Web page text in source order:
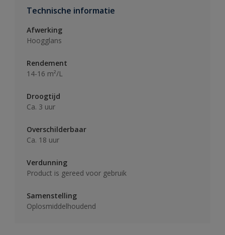
Technische informatie
Afwerking
Hoogglans
Rendement
14-16 m²/L
Droogtijd
Ca. 3 uur
Overschilderbaar
Ca. 18 uur
Verdunning
Product is gereed voor gebruik
Samenstelling
Oplosmiddelhoudend